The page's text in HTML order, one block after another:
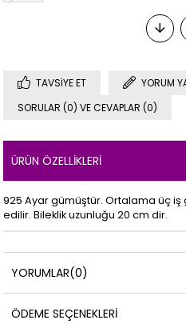
TAVSIYE ET
YORUM
SORULAR (0) VE CEVAPLAR (0)
ÜRÜN ÖZELLIKLERI
925 Ayar gümüştür. Ortalama üç
edilir. Bileklik uzunluğu 20 cm dir.
YORUMLAR(0)
ÖDEME SEÇENEKLERI